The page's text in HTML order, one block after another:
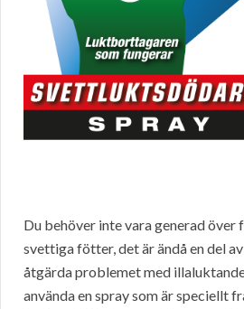
Du behöver inte vara generad
svettiga fötter, det är ändå en del
åtgärda problemet med
använda en spray som är speciellt